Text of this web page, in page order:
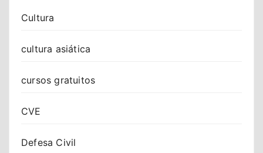
Cultura
cultura asiática
cursos gratuitos
CVE
Defesa Civil